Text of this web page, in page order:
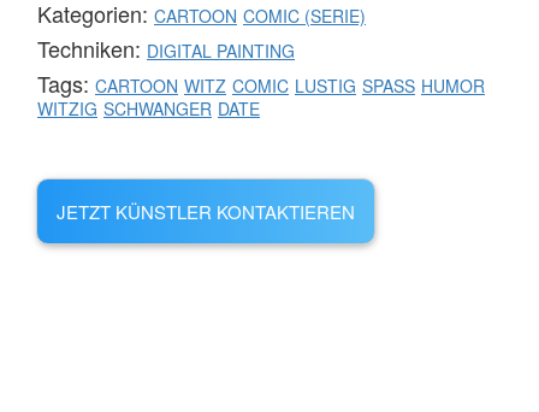
Kategorien: CARTOON COMIC (SERIE)
Techniken: DIGITAL PAINTING
Tags: CARTOON WITZ COMIC LUSTIG SPASS HUMOR
WITZIG SCHWANGER DATE
JETZT KÜNSTLER KONTAKTIEREN